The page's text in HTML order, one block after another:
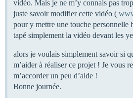
vidéo. Mais je ne m’y connais pas
juste savoir modifier cette vidéo (
pour y mettre une touche personnelle
tapé simplement la vidéo devant les
alors je voulais simplement savoir si
m’aider à réaliser ce projet ! Je vous
m’accorder un peu d’aide !
Bonne journée.